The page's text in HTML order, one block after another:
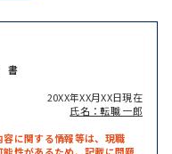
書
20XX年XX月XX日現在
氏名：転職 一郎
に関する情報等は、現職
能性があるため、記載に問題